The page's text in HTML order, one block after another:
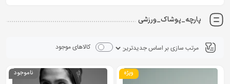
پارچه_پوشاک_ورزشی
کالاهای موجود
ویژه ناموجود